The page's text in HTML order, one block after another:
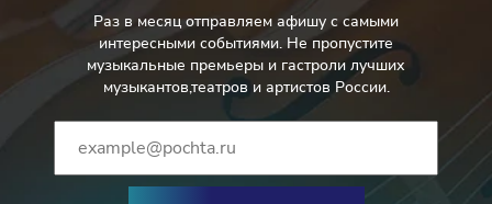
Раз в месяц отправляем афишу с самыми
интересными событиями. Не пропустите
музыкальные премьеры и гастроли лучших
музыкантов,театров и артистов России.